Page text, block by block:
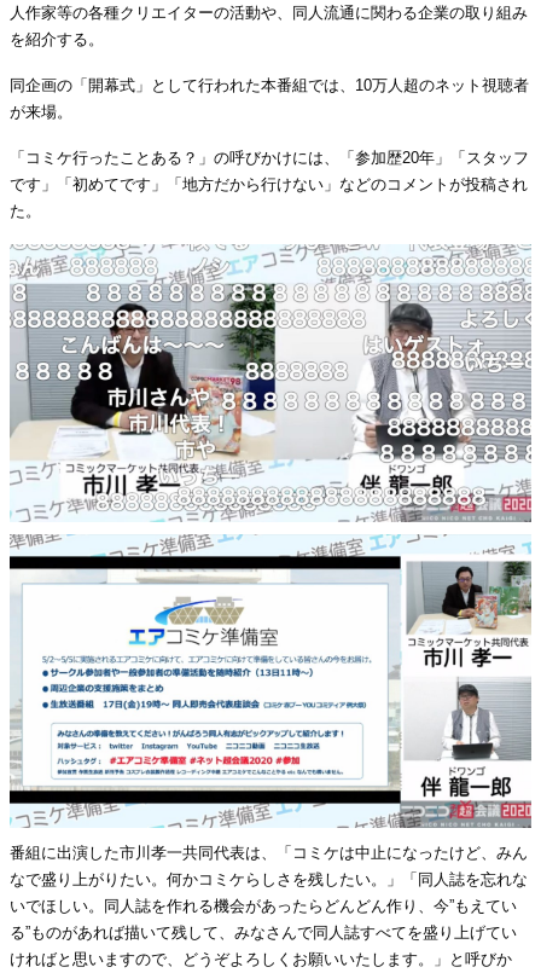
人作家等の各種クリエイターの活動や、同人流通に関わる企業の取り組み
を紹介する。
同企画の「開幕式」として行われた本番組では、10万人超のネット視聴者
が来場。
「コミケ行ったことある？」の呼びかけには、「参加歴20年」「スタッフ
です」「初めてです」「地方だから行けない」などのコメントが投稿され
た。
番組に出演した市川孝一共同代表は、「コミケは中止になったけど、みん
なで盛り上がりたい。何かコミケらしさを残したい。」「同人誌を忘れな
いでほしい。同人誌を作れる機会があったらどんどん作り、今”もえてい
る”ものがあれば描いて残して、みなさんで同人誌すべてを盛り上げてい
ければと思いますので、どうぞよろしくお願いいたします。」と呼びか